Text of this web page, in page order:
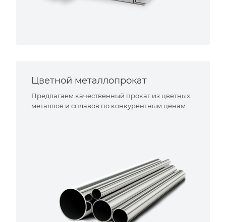
Цветной металлопрокат
Предлагаем качественный прокат из цветных
металлов и сплавов по конкурентным ценам.